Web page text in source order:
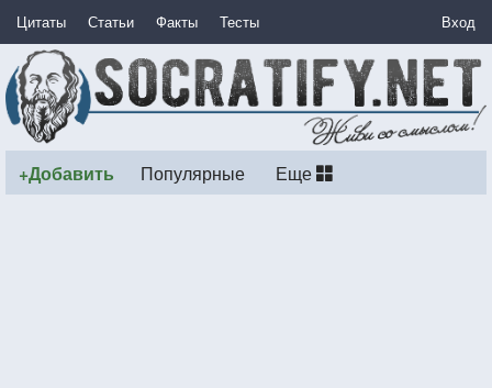
Цитаты Статьи Факты Тесты Вход
+Добавить Популярные Еще